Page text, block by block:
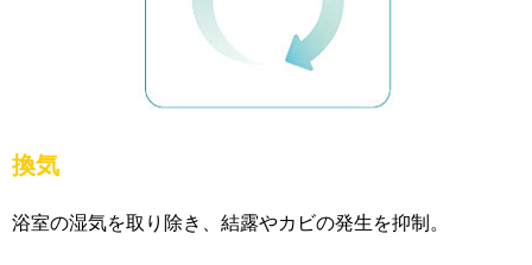
換気
浴室の湿気を取り除き、結露やカビの発生を抑制。